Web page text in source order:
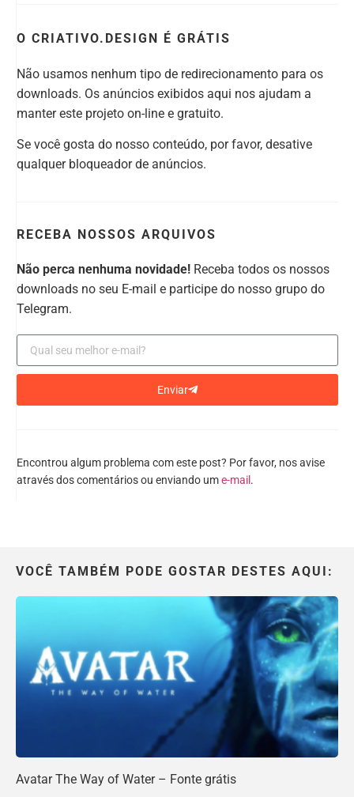
O CRIATIVO.DESIGN É GRÁTIS
Não usamos nenhum tipo de redirecionamento para os
downloads. Os anúncios exibidos aqui nos ajudam a
manter este projeto on-line e gratuito.
Se você gosta do nosso conteúdo, por favor, desative
qualquer bloqueador de anúncios.
RECEBA NOSSOS ARQUIVOS
Não perca nenhuma novidade! Receba todos os nossos
downloads no seu E-mail e participe do nosso grupo do
Telegram.
Enviar
Encontrou algum problema com este post? Por favor, nos avise
através dos comentários ou enviando ume-mail .
VOCÊ TAMBÉM PODE GOSTAR DESTES AQUI:
Avatar The Way of Water – Fonte grátis